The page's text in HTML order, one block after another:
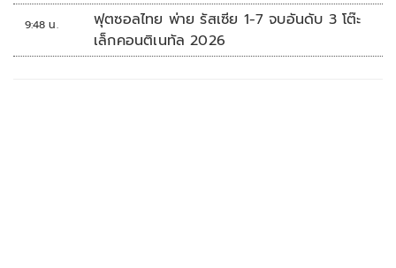
9:48 น.
ฟุตซอลไทย พ่าย รัสเซีย 1-7 จบอันดับ 3 โต๊ะ
เล็กคอนติเนทัล 2026